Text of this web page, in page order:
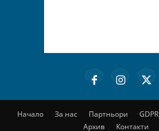
Начало За нас Партньори GDPR
Архив
Контакти